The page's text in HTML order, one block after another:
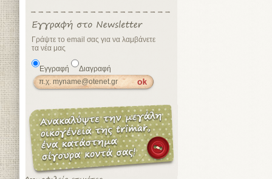
Γράψτε το email σας για να λαμβάνετε
τα νέα μας
Εγγραφή Διαγραφή